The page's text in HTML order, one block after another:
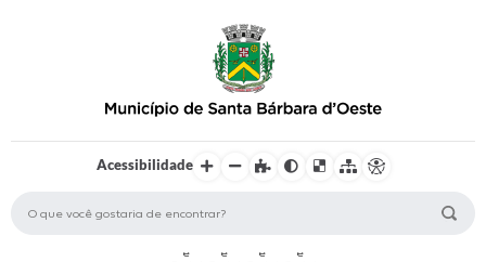
Acessibilidade